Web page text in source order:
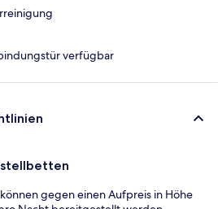
verfügbar
gegen einen Aufpreis in Höhe